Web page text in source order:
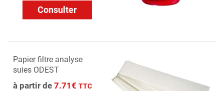
Consulter
Papier filtre analyse
suies ODEST
à partir de 7.71€ TTC